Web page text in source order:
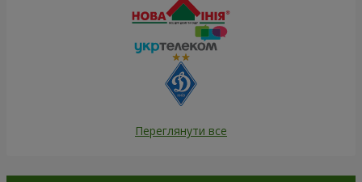
Переглянути все